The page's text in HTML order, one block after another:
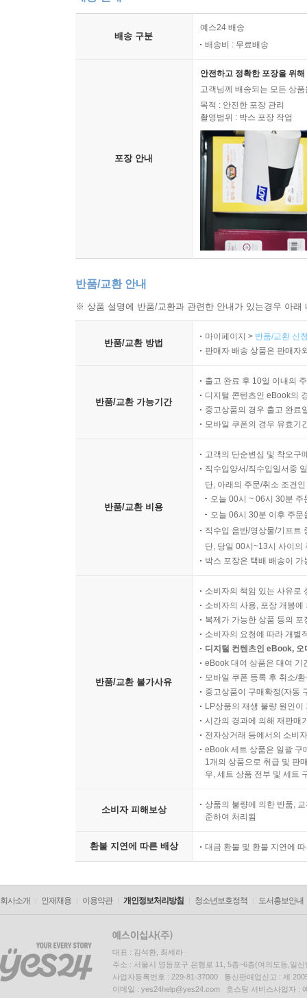
배송 구분
예스24 배송
배송비 : 무료배송
포장 안내
안전하고 정확한 포장을 위
고객님께 배송되는 모든 상
목적 : 안전한 포장 관리
촬영범위 : 박스 포장 작업
반품/교환 안내
※ 상품 설명에 반품/교환과 관련한 안내가 있는경우 아
반품/교환 방법
마이페이지 > 반품/교환 신
판매자 배송 상품은 판매자
반품/교환 가능기간
출고 완료 후 10일 이내의
디지털 콘텐츠인 eBook의
중고상품의 경우 출고 완료
모바일 쿠폰의 경우 유효기
반품/교환 비용
고객의 단순변심 및 착오구
직수입양서/직수입일서중
단, 아래의 주문/취소 조건
오늘 00시 ~ 06시 30분
오늘 06시 30분 이후 주
직수입 음반/영상물/기프트
단, 당일 00시~13시 사이의
박스 포장은 택배 배송이
반품/교환 불가사유
소비자의 책임 있는 사유로
소비자의 사용, 포장 개봉
복제가 가능한 상품 등의
소비자의 요청에 따라 개별
디지털 컨텐츠인 eBook,
eBook 대여 상품은 대여 기
모바일 쿠폰 등록 후 취소/
중고상품이 구매확정(자동
LP상품의 재생 불량 원인
시간의 경과에 의해 재판매
전자상거래 등에서의 소비
eBook 세트 상품은 일괄 구
1개의 상품으로 취급 및 판
우, 세트 상품 전부 및 세트
소비자 피해보상
상품의 불량에 의한 반품,
준하여 처리됨
환불 지연에 따른 배상 대금 환불 및 환불 지연에
회사소개 인재채용 이용약관 개인정보처리방침 청소년보호정책 도서홍보안내
대표 : 김석환, 최세라
주소 : 서울시 영등포구 은행로 11, 5층~6층(여의도동,일신
사업자등록번호 : 229-81-37000 통신판매업신고 : 제
이메일 : yes24help@yes24.com 호스팅 서비스사업자 :